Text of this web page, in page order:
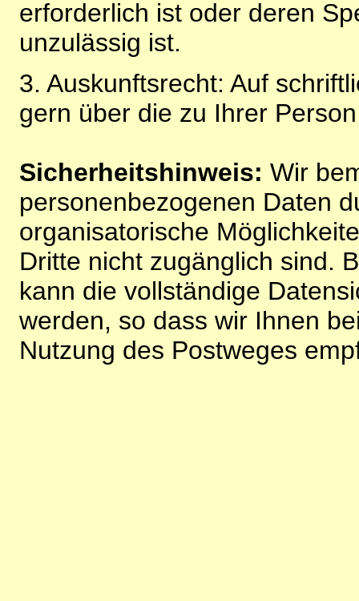
erforderlich ist oder deren
unzulässig ist.
3. Auskunftsrecht: Auf
gern über die zu Ihrer
Sicherheitshinweis: Wir
personenbezogenen Daten
organisatorische
Dritte nicht zugänglich sind.
kann die vollständige
werden, so dass wir Ihnen
Nutzung des Postweges